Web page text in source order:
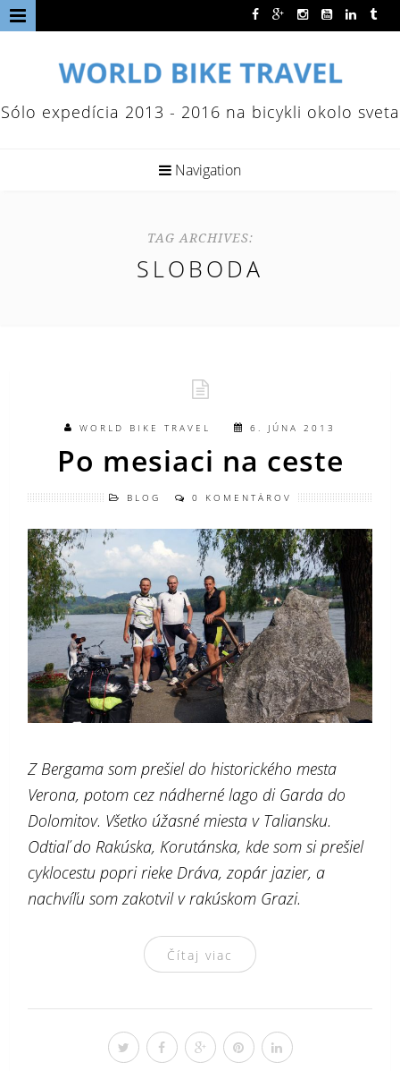
Sólo expedícia 2013 - 2016 na bicykli okolo sveta
Navigation
TAG ARCHIVES:
SLOBODA
WORLD BIKE TRAVEL 6. JÚNA 2013
Po mesiaci na ceste
BLOG 0 KOMENTÁROV
Z Bergama som prešiel do historického mesta
Verona, potom cez nádherné lago di Garda do
Dolomitov. Všetko úžasné miesta v Taliansku.
Odtiaľ do Rakúska, Korutánska, kde som si prešiel
cyklocestu popri rieke Dráva, zopár jazier, a
nachvíľu som zakotvil v rakúskom Grazi.
Čítaj viac